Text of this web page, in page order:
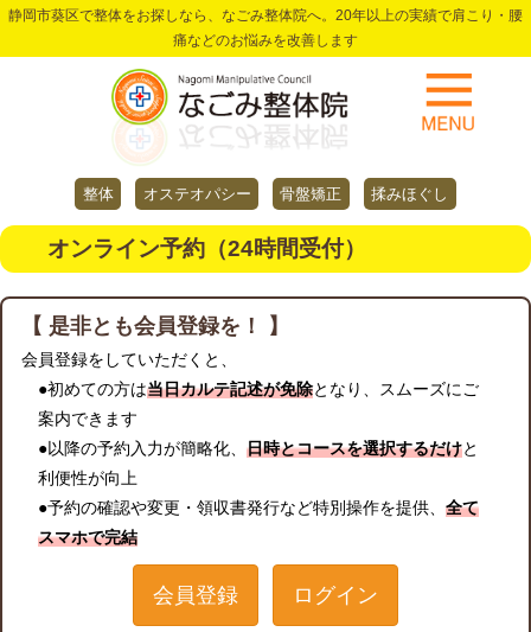
静岡市葵区で整体をお探しなら、なごみ整体院へ。20年以上の実績で肩こり・腰
痛などのお悩みを改善します
整体 オステオパシー 骨盤矯正 揉みほぐし
オンライン予約（24時間受付）
【 是非とも会員登録を！ 】
会員登録をしていただくと、
●初めての方は当日カルテ記述が免除となり、スムーズにご
案内できます
●以降の予約入力が簡略化、 日時とコースを選択するだけと
利便性が向上
●予約の確認や変更・領収書発行など特別操作を提供、 全て
スマホで完結
会員登録 ログイン